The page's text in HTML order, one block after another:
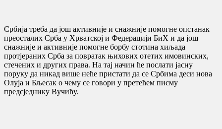
Србија треба да још активније и снажније помогне опстанак
преосталих Срба у Хрватској и Федерацији БиХ и да још
снажније и активније помогне борбу стотина хиљада
протјераних Срба за повратак њихових отетих имовинских,
стечених и других права. На тај начин ће послати јасну
поруку да никад више неће пристати да се Србима деси нова
Олуја и Бљесак о чему се говори у претећем писму
предсједнику Вучићу.